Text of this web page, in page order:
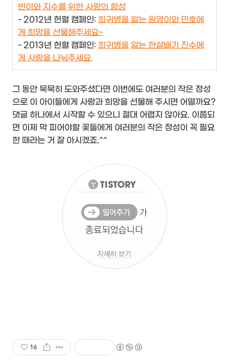
빈이와 지수를 위한 사랑의 함성
- 2012년 헌혈 캠페인: 희귀병을 앓는 원영이와 민호에
게 희망을 선물해주세요~
- 2013년 헌혈 캠페인: 희귀병을 앓는 한살배기 진수에
게 사랑을 나눠주세요.
그 동안 묵묵히 도와주셨다면 이번에도 여러분의 작은 정성
으로 이 아이들에게 사랑과 희망을 선물해 주시면 어떨까요?
댓글 하나에서 시작할 수 있으니 절대 어렵지 않아요. 이쯤되
면 이제 막 피어야할 꽃들에게 여러분의 작은 정성이 꼭 필요
한 때라는 거 잘 아시겠죠.^^
16